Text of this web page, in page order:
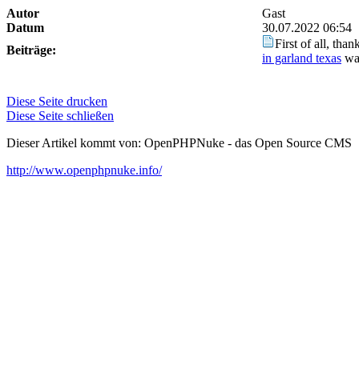
Autor
Gast
Datum
30.07.2022 06:54
Beiträge:
First of all,
in garland texas
Diese Seite drucken
Diese Seite schließen
Dieser Artikel kommt von: OpenPHPNuke - das Open Source CMS
http://www.openphpnuke.info/